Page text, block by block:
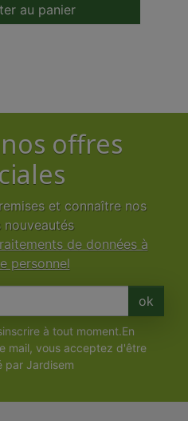
au panier
offres
et connaître nos
nouveautés
de données à
personnel
ok
à tout moment.En
mail, vous acceptez d'être
par Jardisem